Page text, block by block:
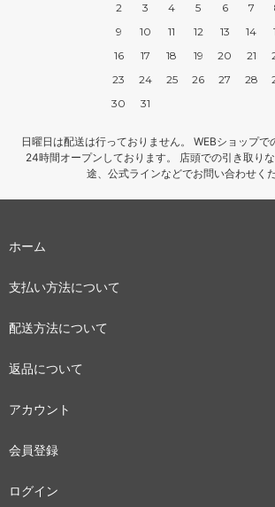
2
3 4 5 6 7
9
10 11 12 13 14
16
17 18 19 20 21
23
24 25 26 27 28
30
31
日曜日は配送は行っておりません。 WEBショップで
24時間オープンしております。 店頭での引き取り
途、公式ラインなどでお問い合わせくだ
ホーム
支払い方法について
配送方法について
返品について
アカウント
会員登録
ログイン